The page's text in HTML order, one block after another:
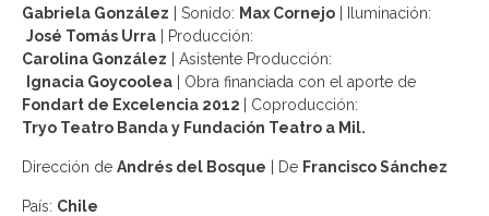
Gabriela González
| Sonido: Max Cornejo
Iluminación:
José Tomás Urra | Producción:
Carolina González | Asistente Producción:
Ignacia Goycoolea | Obra financiada con el aporte de
Fondart de Excelencia 2012
Coproducción:
Tryo Teatro Banda y Fundación Teatro a Mil.
Dirección de Andrés del Bosque De Francisco Sánchez
País: Chile